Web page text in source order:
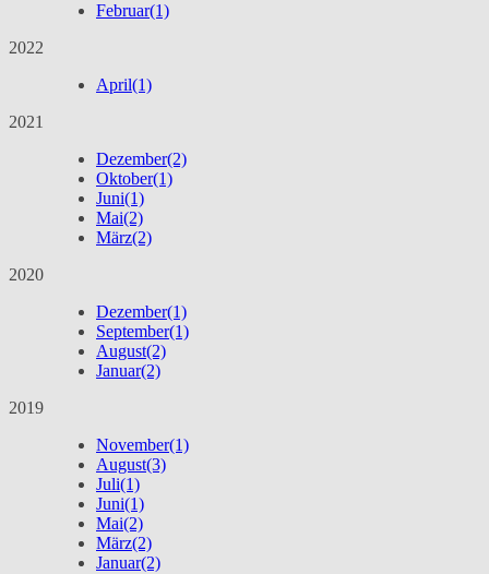
Februar(1)
2022
April(1)
2021
Dezember(2)
Oktober(1)
Juni(1)
Mai(2)
März(2)
2020
Dezember(1)
September(1)
August(2)
Januar(2)
2019
November(1)
August(3)
Juli(1)
Juni(1)
Mai(2)
März(2)
Januar(2)